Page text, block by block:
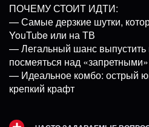
ПОЧЕМУ СТОИТ ИДТИ:
— Самые дерзкие шутки,
YouTube или на ТВ
— Легальный шанс выпустить
посмеяться над
— Идеальное комбо: острый
крепкий крафт